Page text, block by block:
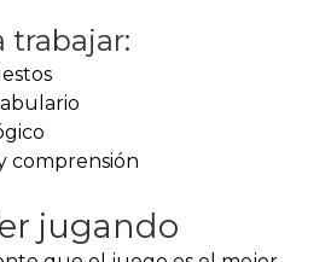
trabajar:
comprensión
jugando